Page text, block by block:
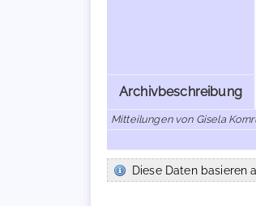
Archivbeschreibung
Mitteilungen von Gisela
Diese Daten basieren